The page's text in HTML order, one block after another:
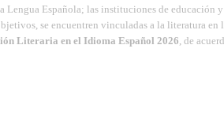
Lengua Española; las instituciones de educación
se encuentren vinculadas a la literatura en
Literaria en el Idioma Español 2026 , de